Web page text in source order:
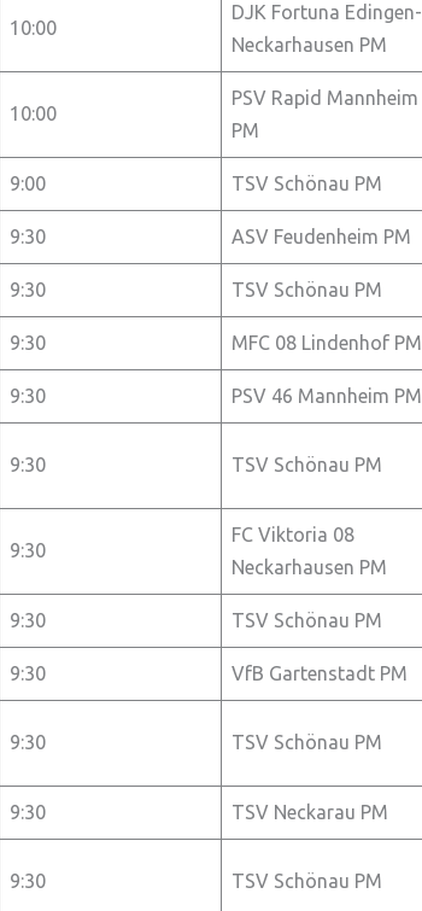
10:00
DJK Fortuna Edingen-
Neckarhausen PM
10:00
PSV Rapid Mannheim
PM
9:00 TSV Schönau PM
9:30 ASV Feudenheim PM
9:30 TSV Schönau PM
9:30 MFC 08 Lindenhof PM
9:30 PSV 46 Mannheim PM
9:30 TSV Schönau PM
9:30
FC Viktoria 08
Neckarhausen PM
9:30 TSV Schönau PM
9:30 VfB Gartenstadt PM
9:30 TSV Schönau PM
9:30 TSV Neckarau PM
9:30 TSV Schönau PM